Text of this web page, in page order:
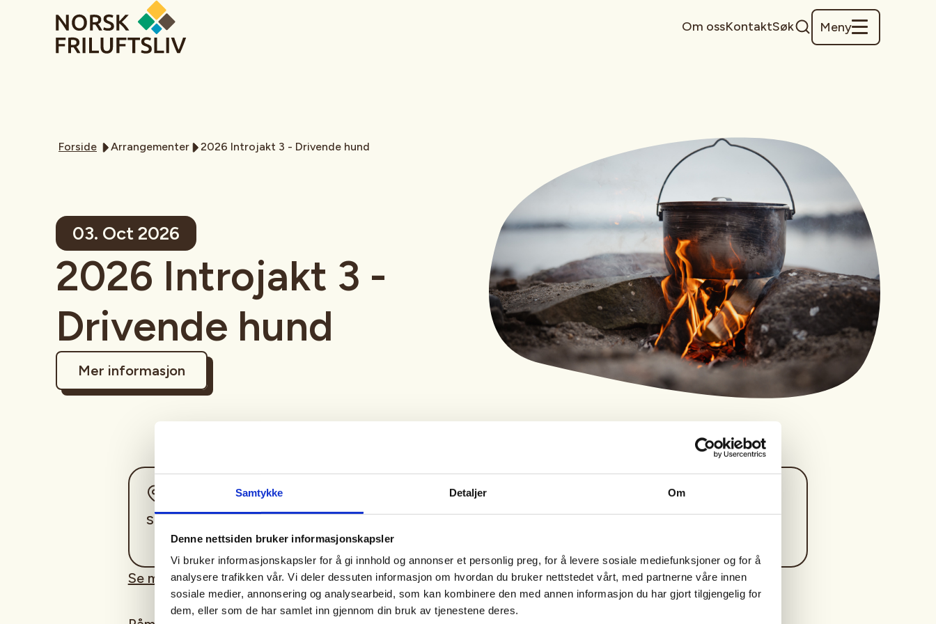
Samtykke Detaljer Om
Denne nettsiden bruker informasjonskapsler
Vi bruker informasjonskapsler for å gi innhold og annonser et personlig preg, for å levere sosiale mediefunksjoner og for å
analysere trafikken vår. Vi deler dessuten informasjon om hvordan du bruker nettstedet vårt, med partnerne våre innen
sosiale medier, annonsering og analysearbeid, som kan kombinere den med annen informasjon du har gjort tilgjengelig for
dem, eller som de har samlet inn gjennom din bruk av tjenestene deres.
Om ossKontaktSøk Meny
Forside Arrangementer 2026 Introjakt 3 - Drivende hund
03. Oct 2026
2026 Introjakt 3 -
Drivende hund
Mer informasjon
Sandefjord
Kl. 07.00 - 16.00
Kontaktperson
https://99697766
Se mer om introjakt her.